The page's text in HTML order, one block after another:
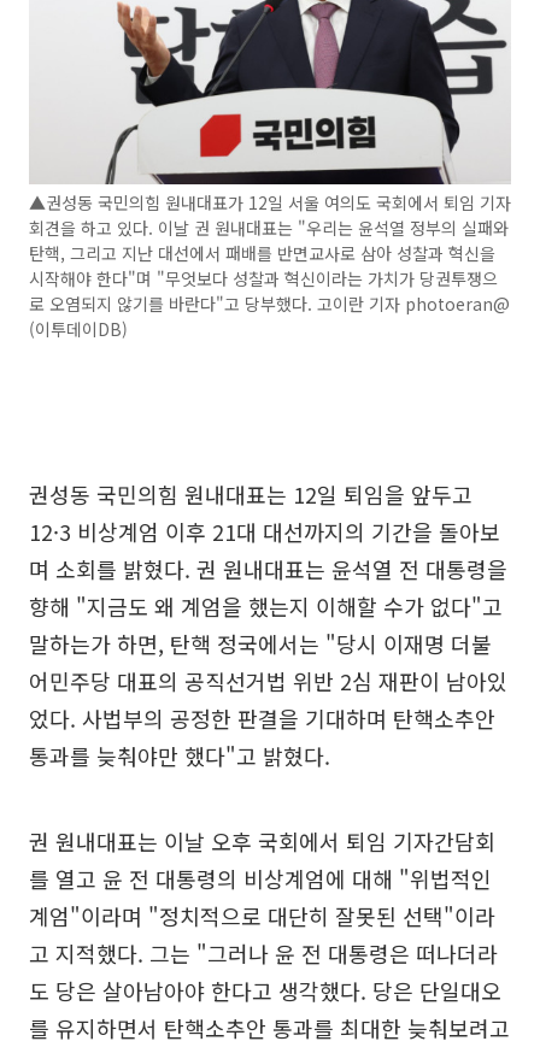
▲권성동 국민의힘 원내대표가 12일 서울 여의도 국회에서 퇴임 기자
회견을 하고 있다. 이날 권 원내대표는 "우리는 윤석열 정부의 실패와
탄핵, 그리고 지난 대선에서 패배를 반면교사로 삼아 성찰과 혁신을
시작해야 한다"며 "무엇보다 성찰과 혁신이라는 가치가 당권투쟁으
로 오염되지 않기를 바란다"고 당부했다. 고이란 기자 photoeran@
(이투데이DB)
권성동 국민의힘 원내대표는 12일 퇴임을 앞두고
12·3 비상계엄 이후 21대 대선까지의 기간을 돌아보
며 소회를 밝혔다. 권 원내대표는 윤석열 전 대통령을
향해 "지금도 왜 계엄을 했는지 이해할 수가 없다"고
말하는가 하면, 탄핵 정국에서는 "당시 이재명 더불
어민주당 대표의 공직선거법 위반 2심 재판이 남아있
었다. 사법부의 공정한 판결을 기대하며 탄핵소추안
통과를 늦춰야만 했다"고 밝혔다.
권 원내대표는 이날 오후 국회에서 퇴임 기자간담회
를 열고 윤 전 대통령의 비상계엄에 대해 "위법적인
계엄"이라며 "정치적으로 대단히 잘못된 선택"이라
고 지적했다. 그는 "그러나 윤 전 대통령은 떠나더라
도 당은 살아남아야 한다고 생각했다. 당은 단일대오
를 유지하면서 탄핵소추안 통과를 최대한 늦춰보려고